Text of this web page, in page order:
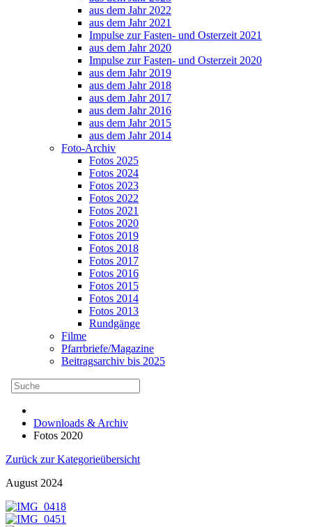
aus dem Jahr 2022
aus dem Jahr 2021
Impulse zur Fasten- und Osterzeit 2021
aus dem Jahr 2020
Impulse zur Fasten- und Osterzeit 2020
aus dem Jahr 2019
aus dem Jahr 2018
aus dem Jahr 2017
aus dem Jahr 2016
aus dem Jahr 2015
aus dem Jahr 2014
Foto-Archiv
Fotos 2025
Fotos 2024
Fotos 2023
Fotos 2022
Fotos 2021
Fotos 2020
Fotos 2019
Fotos 2018
Fotos 2017
Fotos 2016
Fotos 2015
Fotos 2014
Fotos 2013
Rundgänge
Filme
Pfarrbriefe/Magazine
Beitragsarchiv bis 2025
Downloads & Archiv
Fotos 2020
Zurück zur Kategorieübersicht
August 2024